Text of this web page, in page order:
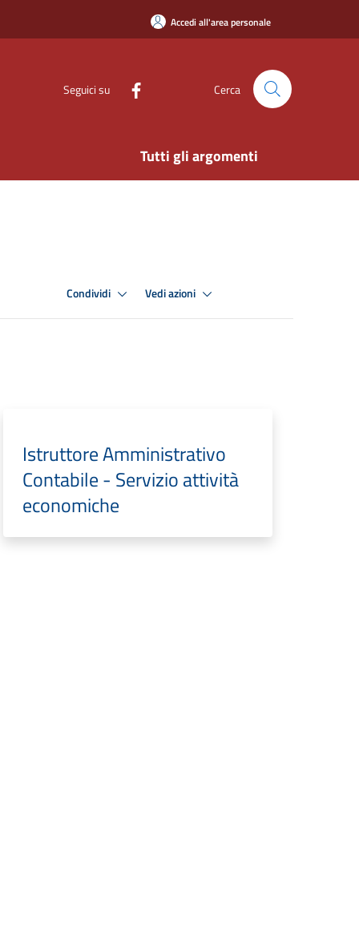
Accedi all'area personale
Seguici su Cerca
Tutti gli argomenti
Condividi Vedi azioni
Istruttore Amministrativo
Contabile - Servizio attività
economiche